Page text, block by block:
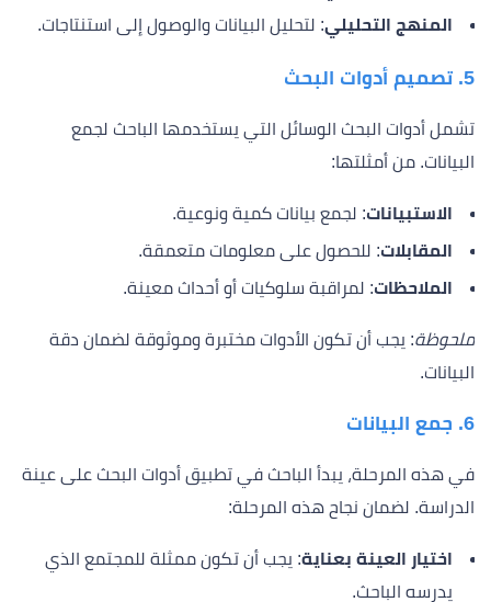
المنهج التحليلي: لتحليل البيانات والوصول إلى استنتاجات.
5. تصميم أدوات البحث
تشمل أدوات البحث الوسائل التي يستخدمها الباحث لجمع
البيانات. من أمثلتها:
الاستبيانات: لجمع بيانات كمية ونوعية.
المقابلات: للحصول على معلومات متعمقة.
الملاحظات: لمراقبة سلوكيات أو أحداث معينة.
ملحوظة: يجب أن تكون الأدوات مختبرة وموثوقة لضمان دقة
البيانات.
6. جمع البيانات
في هذه المرحلة، يبدأ الباحث في تطبيق أدوات البحث على عينة
الدراسة. لضمان نجاح هذه المرحلة:
اختيار العينة بعناية: يجب أن تكون ممثلة للمجتمع الذي
يدرسه الباحث.